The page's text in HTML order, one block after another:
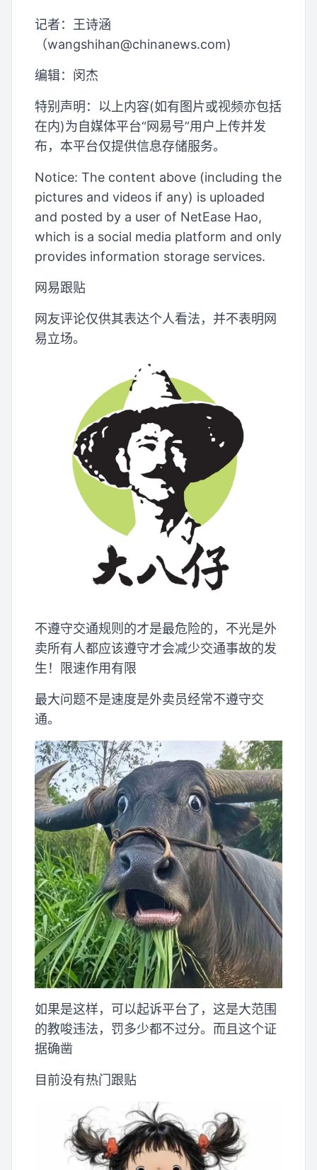
记者：王诗涵
（wangshihan@chinanews.com)
编辑：闵杰
特别声明：以上内容(如有图片或视频亦包括
在内)为自媒体平台“网易号”用户上传并发
布，本平台仅提供信息存储服务。
Notice: The content above (including the
pictures and videos if any) is uploaded
and posted by a user of NetEase Hao,
which is a social media platform and only
provides information storage services.
网易跟贴
网友评论仅供其表达个人看法，并不表明网
易立场。
不遵守交通规则的才是最危险的，不光是外
卖所有人都应该遵守才会减少交通事故的发
生！限速作用有限
最大问题不是速度是外卖员经常不遵守交
通。
如果是这样，可以起诉平台了，这是大范围
的教唆违法，罚多少都不过分。而且这个证
据确凿
目前没有热门跟贴